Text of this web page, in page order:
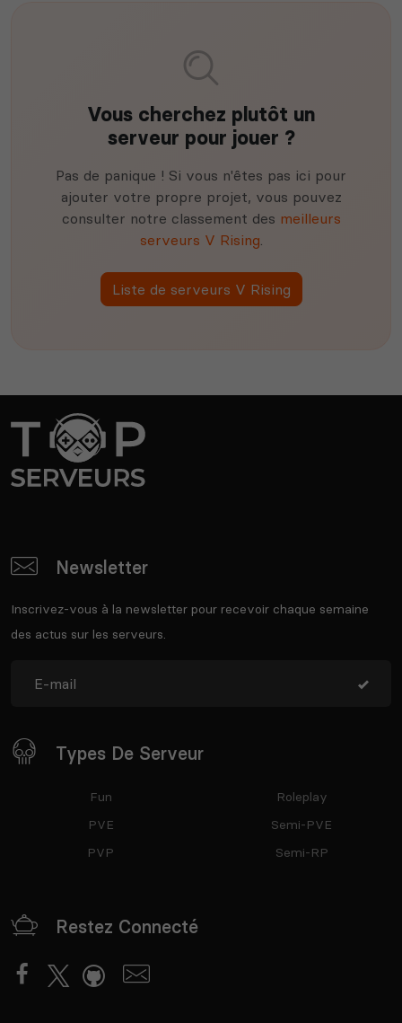
Vous cherchez plutôt un
serveur pour jouer ?
Pas de panique ! Si vous n'êtes pas ici pour
ajouter votre propre projet, vous pouvez
consulter notre classement des meilleurs
serveurs V Rising
Liste de serveurs V Rising
Newsletter
Inscrivez-vous à la newsletter pour recevoir chaque semaine
des actus sur les serveurs.
Types De Serveur
Fun
PVE
PVP
Roleplay
Semi-PVE
Semi-RP
Restez Connecté